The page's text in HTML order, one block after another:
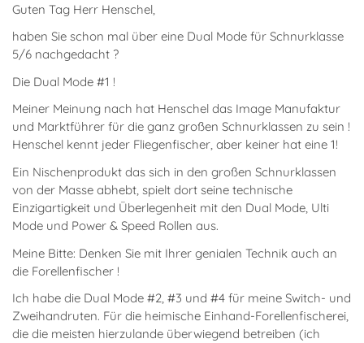
Guten Tag Herr Henschel,
haben Sie schon mal über eine Dual Mode für Schnurklasse
5/6 nachgedacht ?
Die Dual Mode #1 !
Meiner Meinung nach hat Henschel das Image Manufaktur
und Marktführer für die ganz großen Schnurklassen zu sein !
Henschel kennt jeder Fliegenfischer, aber keiner hat eine 1!
Ein Nischenprodukt das sich in den großen Schnurklassen
von der Masse abhebt, spielt dort seine technische
Einzigartigkeit und Überlegenheit mit den Dual Mode, Ulti
Mode und Power & Speed Rollen aus.
Meine Bitte: Denken Sie mit Ihrer genialen Technik auch an
die Forellenfischer !
Ich habe die Dual Mode #2, #3 und #4 für meine Switch- und
Zweihandruten. Für die heimische Einhand-Forellenfischerei,
die die meisten hierzulande überwiegend betreiben (ich